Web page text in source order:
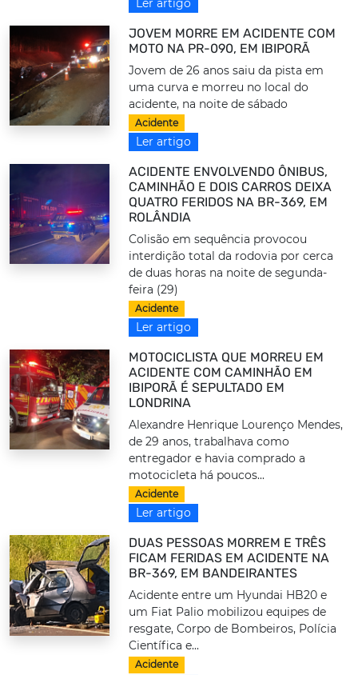
JOVEM MORRE EM ACIDENTE COM
MOTO NA PR-090, EM IBIPORÃ
Jovem de 26 anos saiu da pista em
uma curva e morreu no local do
acidente, na noite de sábado
Acidente
Ler artigo
ACIDENTE ENVOLVENDO ÔNIBUS,
CAMINHÃO E DOIS CARROS DEIXA
QUATRO FERIDOS NA BR-369, EM
ROLÂNDIA
Colisão em sequência provocou
interdição total da rodovia por cerca
de duas horas na noite de segunda-
feira (29)
Acidente
Ler artigo
MOTOCICLISTA QUE MORREU EM
ACIDENTE COM CAMINHÃO EM
IBIPORÃ É SEPULTADO EM
LONDRINA
Alexandre Henrique Lourenço Mendes,
de 29 anos, trabalhava como
entregador e havia comprado a
motocicleta há poucos...
Acidente
Ler artigo
DUAS PESSOAS MORREM E TRÊS
FICAM FERIDAS EM ACIDENTE NA
BR-369, EM BANDEIRANTES
Acidente entre um Hyundai HB20 e
um Fiat Palio mobilizou equipes de
resgate, Corpo de Bombeiros, Polícia
Científica e...
Acidente